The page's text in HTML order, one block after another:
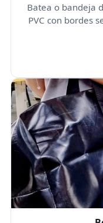
Batea o bandeja
PVC con bordes